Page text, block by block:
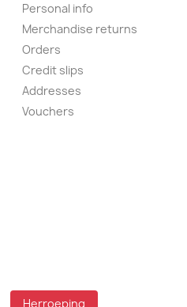
Personal info
Merchandise returns
Orders
Credit slips
Addresses
Vouchers
Herroeping